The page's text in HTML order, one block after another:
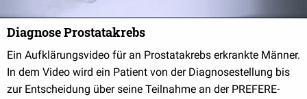
Diagnose Prostatakrebs
Ein Aufklärungsvideo für an Prostatakrebs erkrankte Männer.
In dem Video wird ein Patient von der Diagnosestellung bis
zur Entscheidung über seine Teilnahme an der PREFERE-